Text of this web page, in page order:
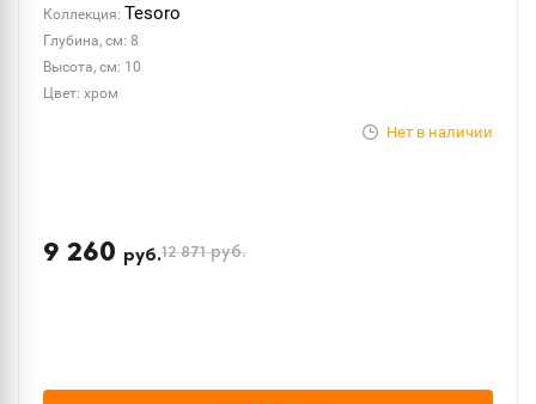
Коллекция: Tesoro
Глубина, см: 8
Высота, см: 10
Цвет: хром
Нет в наличии
9 260 руб.12 871руб.